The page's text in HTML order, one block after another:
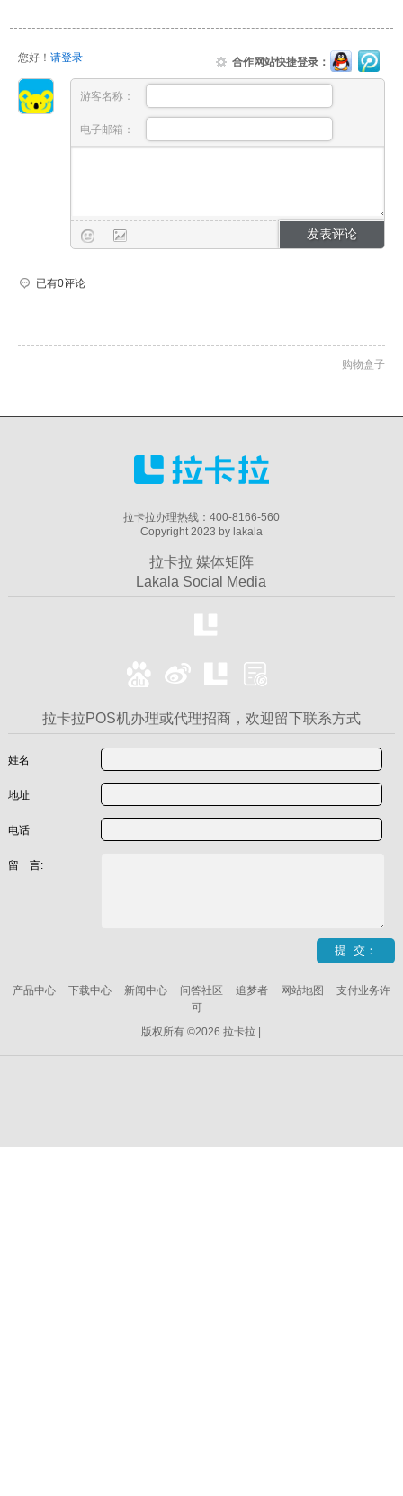
您好！ 请登录 合作网站快捷登录：
游客名称：
电子邮箱：
已有0评论
购物盒子
拉卡拉办理热线：400-8166-560
Copyright 2023 by lakala
拉卡拉 媒体矩阵
Lakala Social Media
拉卡拉POS机办理或代理招商，欢迎留下联系方式
姓名
地址
电话
留 言:
产品中心 下载中心 新闻中心 问答社区 追梦者 网站地图
支付业务许
可
版权所有 ©2026 拉卡拉 |